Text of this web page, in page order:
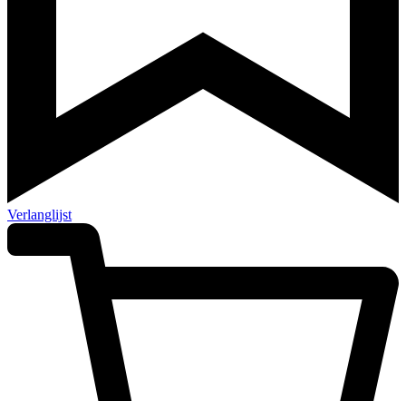
Verlanglijst